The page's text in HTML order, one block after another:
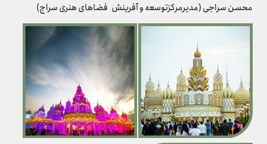
محسن سراجی (مدیرمرکزتوسعه و آفرینش فضاهای هنری سراج)